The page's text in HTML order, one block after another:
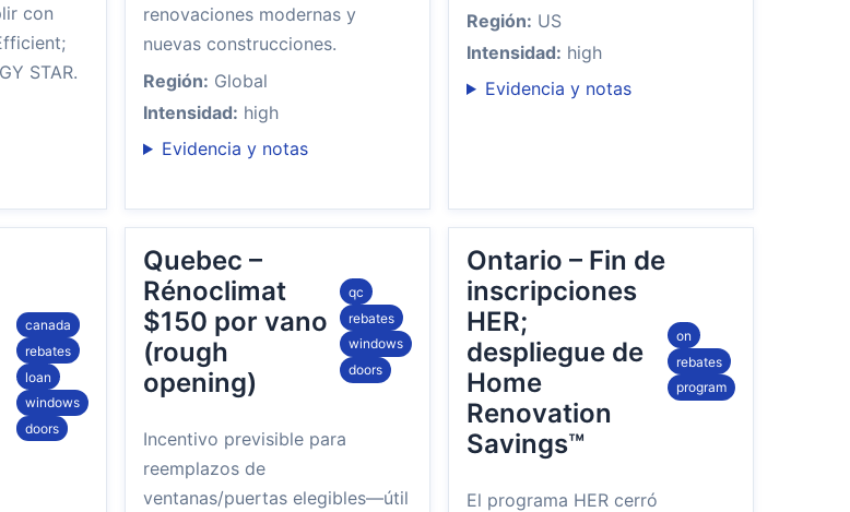
con
STAR.
renovaciones modernas y
nuevas construcciones.
Región: Global
Intensidad: high
Evidencia y notas
Región: US
Intensidad: high
Evidencia y notas
canada
rebates
loan
windows
doors
Quebec –
Rénoclimat
$150 por vano
(rough
opening)
qc
rebates
windows
doors
Incentivo previsible para
reemplazos de
ventanas/puertas elegibles—útil
Ontario – Fin de
inscripciones
HER;
despliegue de
Home
Renovation
Savings™
on
rebates
program
El programa HER cerró